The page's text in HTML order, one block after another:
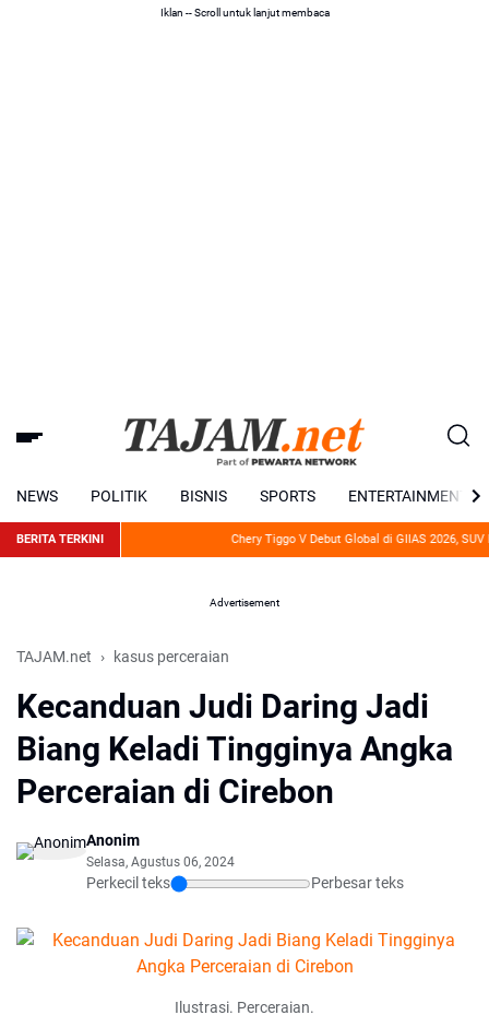
Iklan -- Scroll untuk lanjut membaca
NEWS POLITIK BISNIS SPORTS ENTERTAINMENT
BERITA TERKINI Chery Tiggo V Debut Global di GIIAS 2026, SUV
Advertisement
TAJAM.net kasus perceraian
Kecanduan Judi Daring Jadi
Biang Keladi Tingginya Angka
Perceraian di Cirebon
Anonim
Selasa, Agustus 06, 2024
Perkecil teks Perbesar teks
Ilustrasi. Perceraian.